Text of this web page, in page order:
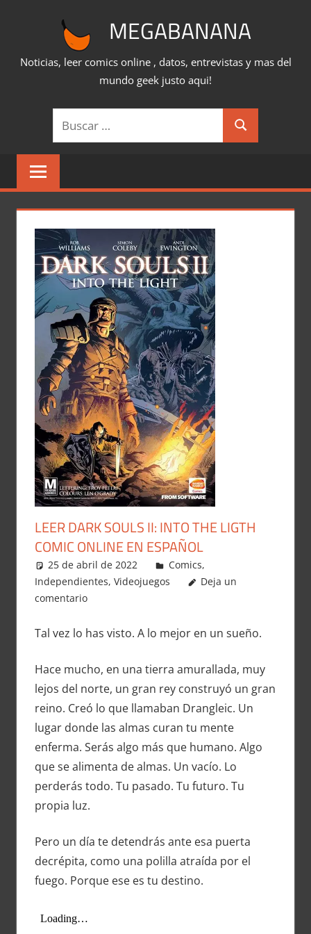
MEGABANANA
Noticias, leer comics online , datos, entrevistas y mas del
mundo geek justo aqui!
Buscar:
Buscar
LEER DARK SOULS II: INTO THE LIGTH
COMIC ONLINE EN ESPAÑOL
25 de abril de 2022 Carlitox Banana
Comics,
Independientes, Videojuegos
Deja un
comentario
Tal vez lo has visto. A lo mejor en un sueño.
Hace mucho, en una tierra amurallada, muy
lejos del norte, un gran rey construyó un gran
reino. Creó lo que llamaban Drangleic. Un
lugar donde las almas curan tu mente
enferma. Serás algo más que humano. Algo
que se alimenta de almas. Un vacío. Lo
perderás todo. Tu pasado. Tu futuro. Tu
propia luz.
Pero un día te detendrás ante esa puerta
decrépita, como una polilla atraída por el
fuego. Porque ese es tu destino.